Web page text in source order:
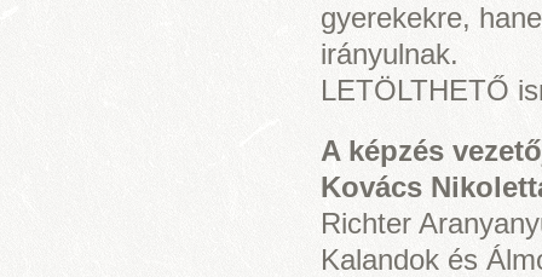
gyerekekre,
irányulnak.
LETÖLTHETŐ
A képzés
Kovács
Richter
Kalandok és